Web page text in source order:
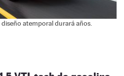
atemporal durará años.